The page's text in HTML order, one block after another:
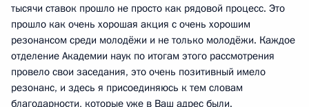
тысячи ставок прошло не просто как рядовой процесс. Это
прошло как очень хорошая акция с очень хорошим
резонансом среди молодёжи и не только молодёжи. Каждое
отделение Академии наук по итогам этого рассмотрения
провело свои заседания, это очень позитивный имело
резонанс, и здесь я присоединяюсь к тем словам
благодарности, которые уже в Ваш адрес были.